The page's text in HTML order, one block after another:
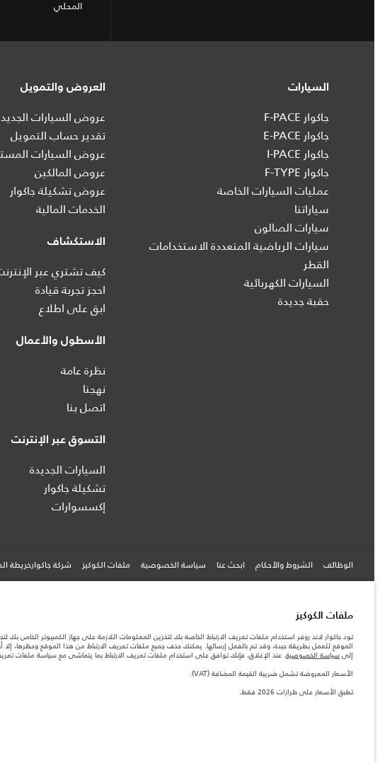
المحلي
السيارات
جاكوار F-PACE
جاكوار E-PACE
جاكوار I‑PACE
جاكوار F-TYPE
عمليات السيارات الخاصة
سياراتنا
سيارات الصالون
سيارات الرياضية المتعددة الاستخدامات
القطر
السيارات الكهربائية
حقبة جديدة
العروض والتمويل
عروض السيارات
تقدير حساب التمويل
عروض السيارات
عروض المالكين
عروض تشكيلة جاكوار
الخدمات المالية
الاستكشاف
كيف تشتري عبر
احجز تجربة قيادة
ابق على اطلاع
الأسطول والأعمال
نظرة عامة
نهجنا
اتصل بنا
التسوق عبر الإنترنت
السيارات الجديدة
تشكيلة جاكوار
إكسسوارات
الوظائف الشروط والأحكام ابحث عنا سياسة الخصوصية ملفات الكوكيز شركة جاكوارخريطة
© جاكوار لاند روڨر المحدودة 2026
الإمارات العربية المتحدة, الطاير للسيارات
المعلومات والمواصفات والأسعار والألوان المذكورة على هذا الموقع قد تختلف من بلد إلى آخر، كما أنّها قد تتغير بدون
الأرقام المقدمة هي نتيجة لاختبارات المصنع الرسمية وفقاً لتشريعات الاتحاد الأوروبي. قد يتباين استهلك الوقود
ملاحظة مهمة حول الصور والمواصفات. إن النقص العالمي في أشباه الموصلات يؤثر حاليًا في مواصفات تصميم السيارات
والخيارات والحلية ومجموعات الألوان. يرجى استشارة وكيلك الذي سيتمكّن من تأكيد أي تقييدات حالية معك للسماح لك باتخاذ
ملفات الكوكيز
تود جاكوار لاند روفر استخدام ملفات تعريف الارتباط الخاصة بك لتخزين المعلومات اللازمة على جهاز الكمبيوتر الخاص بك
الموقع للعمل بطريقة جيدة، وقد تم بالفعل إرسالها. يمكنك حذف جميع ملفات تعريف الارتباط من هذا الموقع وحظرها،
إلى سياسة الخصوصية. عند الإغلاق، فإنك توافق على استخدام ملفات تعريف الارتباط بما يتماشى مع سياسة ملفات
الأسعار المعروضة تشمل ضريبة القيمة المضافة (VAT).
تطبق الأسعار على طرازات 2026 فقط.‎